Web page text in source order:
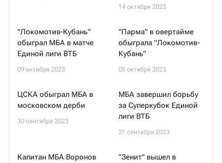
14 октября 2023
"Локомотив-Кубань"
обыграл МБА в матче
Единой лиги ВТБ
09 октября 2023
"Парма" в овертайме
обыграла "Локомотив-
Кубань"
05 октября 2023
ЦСКА обыграл МБА в
московском дерби
30 сентября 2023
МБА завершил борьбу
за Суперкубок Единой
лиги ВТБ
21 сентября 2023
Капитан МБА Воронов
"Зенит" вышел в